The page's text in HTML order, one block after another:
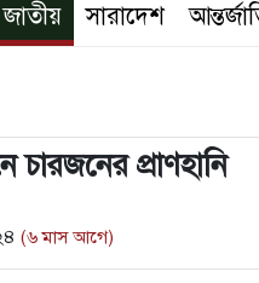
জাতীয় সারাদেশ
প্রাণহানি
(৬ মাস আগে)